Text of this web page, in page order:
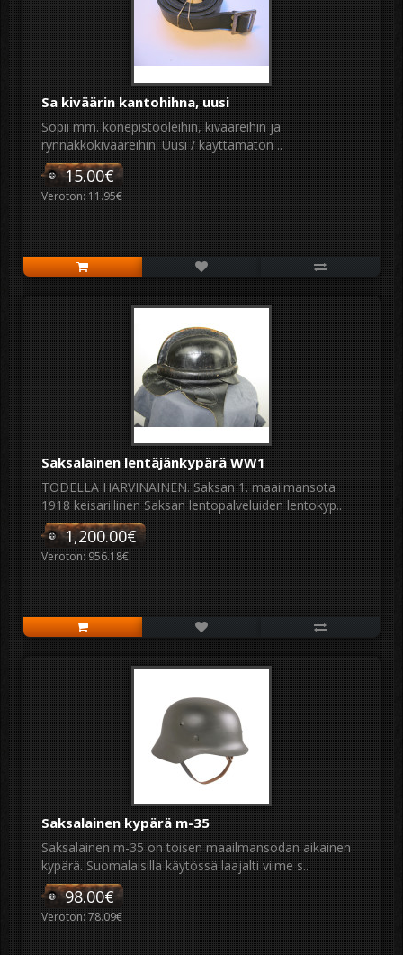
Sa kiväärin kantohihna, uusi
Sopii mm. konepistooleihin, kivääreihin ja
rynnäkkökivääreihin. Uusi / käyttämätön ..
15.00€
Veroton: 11.95€
Saksalainen lentäjänkypärä WW1
TODELLA HARVINAINEN. Saksan 1. maailmansota
1918 keisarillinen Saksan lentopalveluiden lentokyp..
1,200.00€
Veroton: 956.18€
Saksalainen kypärä m-35
Saksalainen m-35 on toisen maailmansodan aikainen
kypärä. Suomalaisilla käytössä laajalti viime s..
98.00€
Veroton: 78.09€